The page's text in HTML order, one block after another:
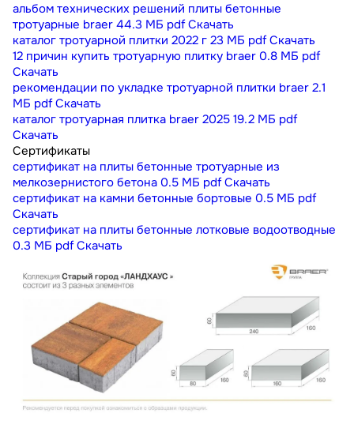
альбом технических решений плиты бетонные
тротуарные braer 44.3 МБ pdf Скачать
каталог тротуарной плитки 2022 г 23 МБ pdf Скачать
12 причин купить тротуарную плитку braer 0.8 МБ pdf
Скачать
рекомендации по укладке тротуарной плитки braer 2.1
МБ pdf Скачать
каталог тротуарная плитка braer 2025 19.2 МБ pdf
Скачать
Сертификаты
сертификат на плиты бетонные тротуарные из
мелкозернистого бетона 0.5 МБ pdf Скачать
сертификат на камни бетонные бортовые 0.5 МБ pdf
Скачать
сертификат на плиты бетонные лотковые водоотводные
0.3 МБ pdf Скачать